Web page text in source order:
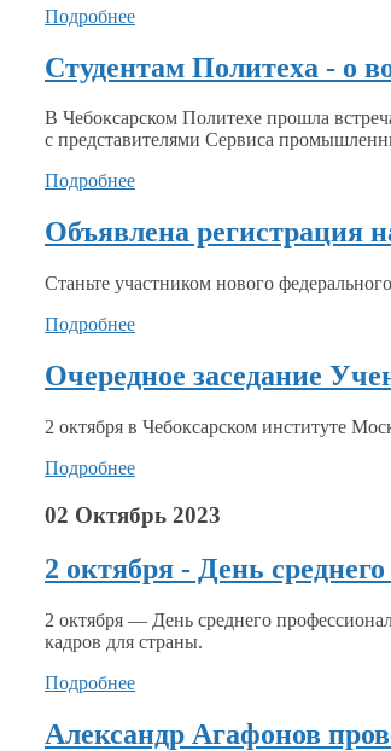
Подробнее
Студентам Политеха - о
В Чебоксарском Политехе прошла
с представителями Сервиса
Подробнее
Объявлена регистрация
Станьте участником нового
Подробнее
Очередное заседание
2 октября в Чебоксарском институте
Подробнее
02 Октябрь 2023
2 октября - День
2 октября — День среднего
кадров для страны.
Подробнее
Александр Агафонов